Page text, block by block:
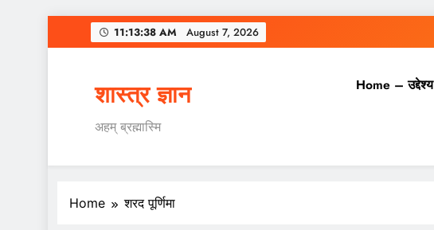
to
11:13:39 AM August 7, 2026
शास्त्र ज्ञान
अहम् ब्रह्मास्मि
Home – उद्देश्य
Home शरद पूर्णिमा